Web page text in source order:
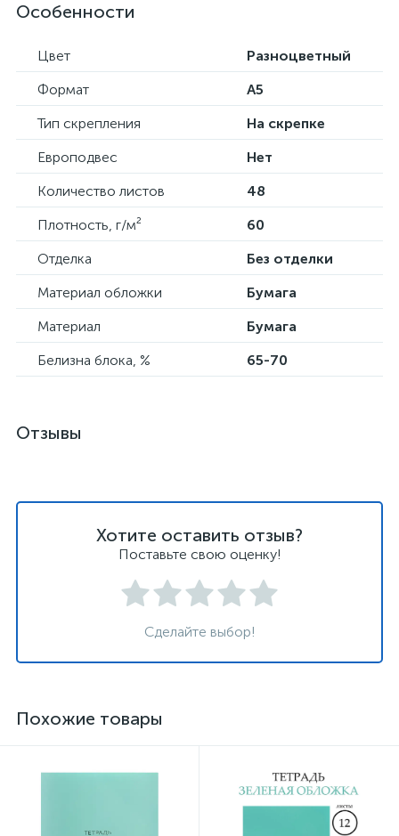
Особенности
Цвет
Разноцветный
Формат
А5
Тип скрепления
На скрепке
Европодвес
Нет
Количество листов
48
Плотность, г/м²
60
Отделка
Без отделки
Материал обложки
Бумага
Материал
Бумага
Белизна блока, %
65-70
Отзывы
Хотите оставить отзыв?
Поставьте свою оценку!
Сделайте выбор!
Похожие товары